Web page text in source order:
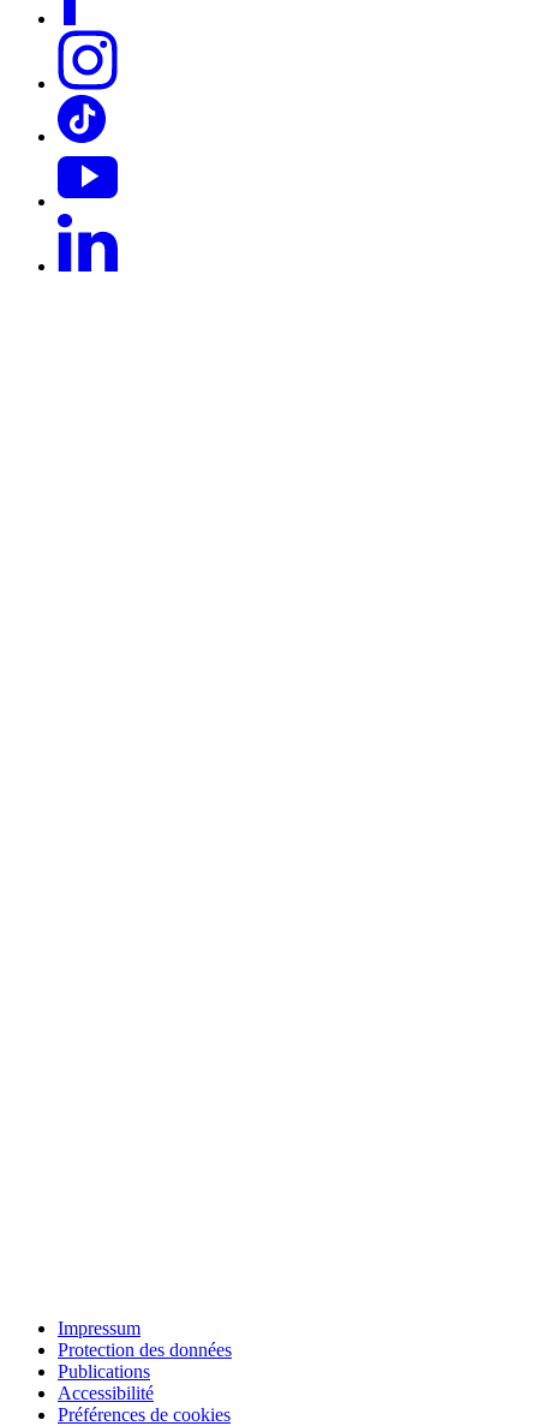
Impressum
Protection des données
Publications
Accessibilité
Préférences de cookies